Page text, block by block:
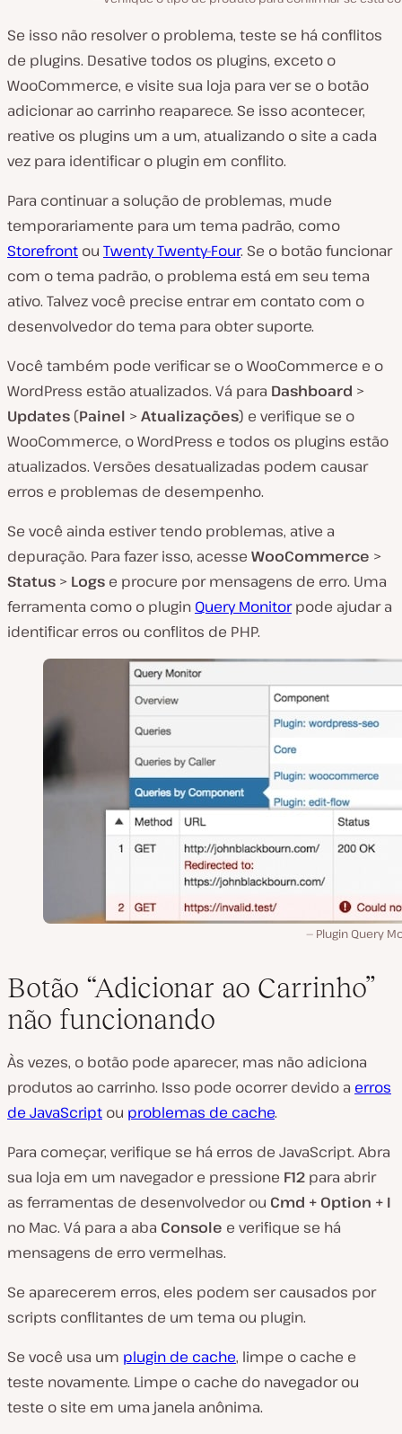
Se isso não resolver o problema, teste se há conflitos
de plugins. Desative todos os plugins, exceto o
WooCommerce, e visite sua loja para ver se o botão
adicionar ao carrinho reaparece. Se isso acontecer,
reative os plugins um a um, atualizando o site a cada
vez para identificar o plugin em conflito.
Para continuar a solução de problemas, mude
temporariamente para um tema padrão, como
Storefront ou Twenty Twenty-Four. Se o botão funcionar
com o tema padrão, o problema está em seu tema
ativo. Talvez você precise entrar em contato com o
desenvolvedor do tema para obter suporte.
Você também pode verificar se o WooCommerce e o
WordPress estão atualizados. Vá para Dashboard >
Updates (Painel >Atualizações) e verifique se o
WooCommerce, o WordPress e todos os plugins estão
atualizados. Versões desatualizadas podem causar
erros e problemas de desempenho.
Se você ainda estiver tendo problemas, ative a
depuração. Para fazer isso, acesse WooCommerce >
Status > Logs e procure por mensagens de erro. Uma
ferramenta como o plugin Query Monitorpode ajudar a
identificar erros ou conflitos de PHP.
Plugin Query
Botão “Adicionar ao Carrinho”
não funcionando
Às vezes, o botão pode aparecer, mas não adiciona
produtos ao carrinho. Isso pode ocorrer devido a erros
de JavaScript ou problemas de cache.
Para começar, verifique se há erros de JavaScript. Abra
sua loja em um navegador e pressione F12 para abrir
as ferramentas de desenvolvedor ou Cmd + Option + I
no Mac. Vá para a aba Console e verifique se há
mensagens de erro vermelhas.
Se aparecerem erros, eles podem ser causados por
scripts conflitantes de um tema ou plugin.
Se você usa um plugin de cache, limpe o cache e
teste novamente. Limpe o cache do navegador ou
teste o site em uma janela anônima.